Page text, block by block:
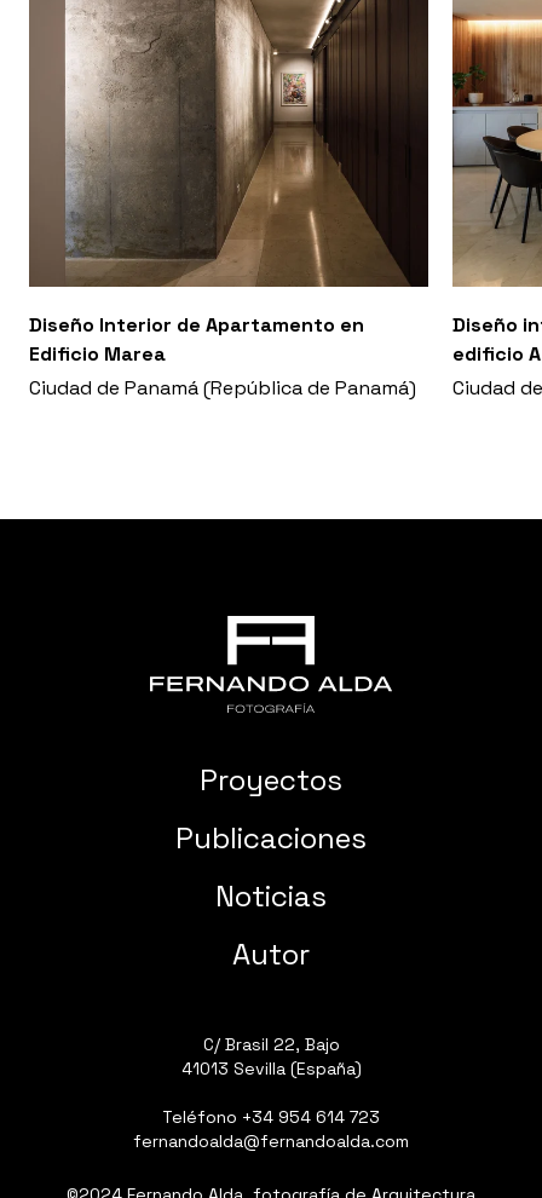
Diseño Interior de Apartamento en
Edificio Marea
Ciudad de Panamá (República de Panamá)
Diseño
edificio
Ciudad
Proyectos
Publicaciones
Noticias
Autor
C/ Brasil 22, Bajo
41013 Sevilla (España)
Teléfono +34 954 614 723
fernandoalda@fernandoalda.com